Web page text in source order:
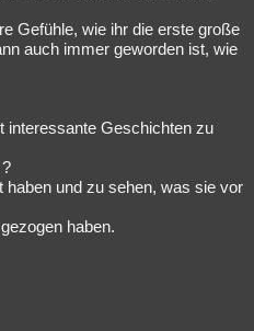
Gefühle, wie ihr die erste große
auch immer geworden ist, wie
interessante Geschichten zu
haben und zu sehen, was sie vor
haben.